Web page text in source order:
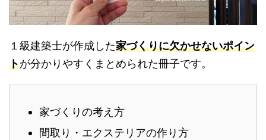
１級建築士が作成した家づくりに欠かせないポイン
トが分かりやすくまとめられた冊子です。
家づくりの考え方
間取り・エクステリアの作り方